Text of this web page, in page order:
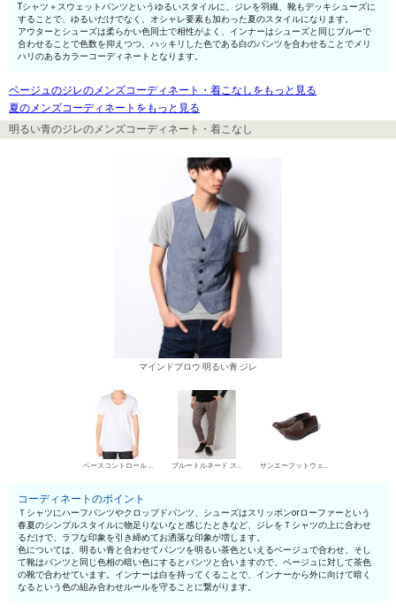
Tシャツ＋スウェットパンツというゆるいスタイルに、ジレを羽織、靴もデッキシューズに
することで、ゆるいだけでなく、オシャレ要素も加わった夏のスタイルになります。
アウターとシューズは柔らかい色同士で相性がよく、インナーはシューズと同じブルーで
合わせることで色数を抑えつつ、ハッキリした色である白のパンツを合わせることでメリ
ハリのあるカラーコーディネートとなります。
ベージュのジレのメンズコーディネート・着こなしをもっと見る
夏のメンズコーディネートをもっと見る
明るい青のジレのメンズコーディネート・着こなし
マインドブロウ 明るい青 ジレ
ベースコントロール UネックTシャツ ブルートルネード スラックス サンエーフットウェア スリッポン
コーディネートのポイント
Ｔシャツにハーフパンツやクロップドパンツ、シューズはスリッポンorローファーという
春夏のシンプルスタイルに物足りないなと感じたときなど、ジレをＴシャツの上に合わせ
るだけで、ラフな印象を引き締めてお洒落な印象が増します。
色については、明るい青と合わせてパンツを明るい茶色といえるベージュで合わせ、そし
て靴はパンツと同じ色相の暗い色にするとパンツと合いますので、ベージュに対して茶色
の靴で合わせています。インナーは白を持ってくることで、インナーから外に向けて暗く
なるという色の組み合わせルールを守ることに繋がります。